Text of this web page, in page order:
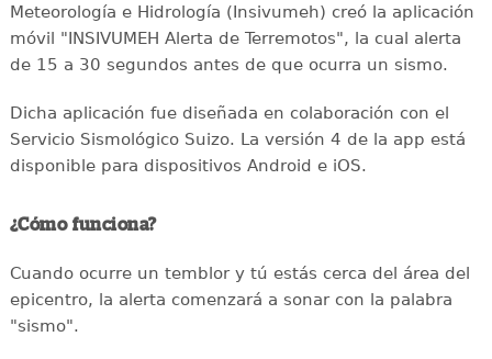
Meteorología e Hidrología (Insivumeh) creó la aplicación
móvil "INSIVUMEH Alerta de Terremotos", la cual alerta
de 15 a 30 segundos antes de que ocurra un sismo.
Dicha aplicación fue diseñada en colaboración con el
Servicio Sismológico Suizo. La versión 4 de la app está
disponible para dispositivos Android e iOS.
¿Cómo funciona?
Cuando ocurre un temblor y tú estás cerca del área del
epicentro, la alerta comenzará a sonar con la palabra
"sismo".